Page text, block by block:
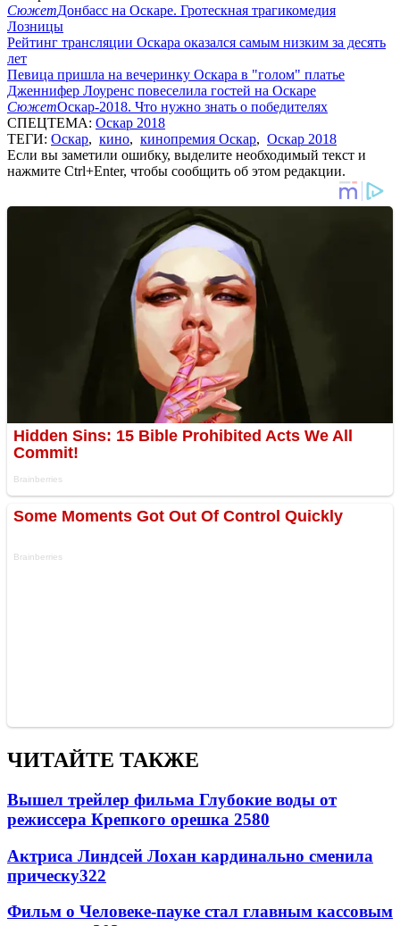
СюжетДонбасс на Оскаре. Гротескная трагикомедия
Лозницы
Рейтинг трансляции Оскара оказался самым низким за десять
лет
Певица пришла на вечеринку Оскара в "голом" платье
Дженнифер Лоуренc повеселила гостей на Оскаре
СюжетОскар-2018. Что нужно знать о победителях
СПЕЦТЕМА: Оскар 2018
ТЕГИ: Оскар, кино, кинопремия Оскар, Оскар 2018
Если вы заметили ошибку, выделите необходимый текст и
нажмите Ctrl+Enter, чтобы сообщить об этом редакции.
ЧИТАЙТЕ ТАКЖЕ
Вышел трейлер фильма Глубокие воды от
режиссера Крепкого орешка 2580
Актриса Линдсей Лохан кардинально сменила
прическу322
Фильм о Человеке-пауке стал главным кассовым